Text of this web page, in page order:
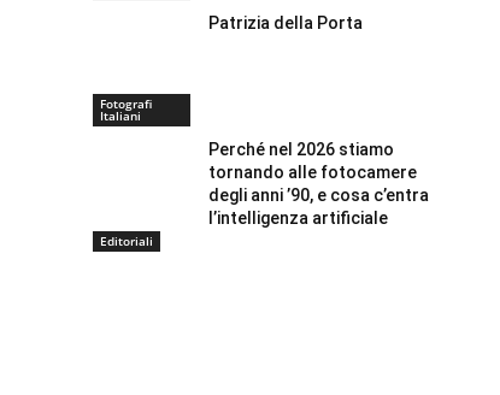
Fotografi
Italiani
Patrizia della Porta
Editoriali
Perché nel 2026 stiamo
tornando alle fotocamere
degli anni ’90, e cosa c’entra
l’intelligenza artificiale